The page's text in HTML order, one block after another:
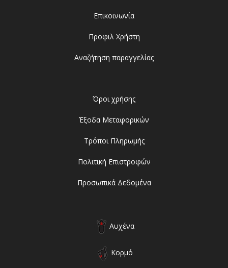
Επικοινωνία
Προφιλ Χρήστη
Αναζήτηση παραγγελίας
Όροι χρήσης
Έξοδα Μεταφορικών
Τρόποι Πληρωμής
Πολιτική Επιστροφών
Προσωπικά Δεδομένα
Αυχένα
Κορμό